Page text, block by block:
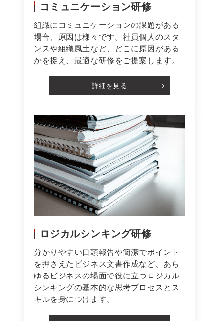
コミュニケーション研修
組織にコミュニケーションの課題がある
場合、原因は様々です。社員個人のスタ
ンスや組織風土など、どこに原因がある
かを捉え、最適な研修をご提案します。
詳細を見る
ロジカルシンキング研修
分かりやすい口頭報告や簡潔でポイント
を押さえたビジネス文書作成など、あら
ゆるビジネスの場面で役に立つロジカル
シンキングの基本的な思考プロセスとス
キルを身につけます。